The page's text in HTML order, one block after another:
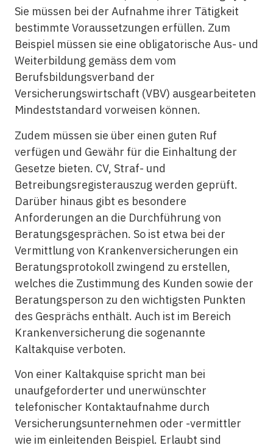
Sie müssen bei der Aufnahme ihrer Tätigkeit
bestimmte Voraussetzungen erfüllen. Zum
Beispiel müssen sie eine obligatorische Aus- und
Weiterbildung gemäss dem vom
Berufsbildungsverband der
Versicherungswirtschaft (VBV) ausgearbeiteten
Mindeststandard vorweisen können.
Zudem müssen sie über einen guten Ruf
verfügen und Gewähr für die Einhaltung der
Gesetze bieten. CV, Straf- und
Betreibungsregisterauszug werden geprüft.
Darüber hinaus gibt es besondere
Anforderungen an die Durchführung von
Beratungsgesprächen. So ist etwa bei der
Vermittlung von Krankenversicherungen ein
Beratungsprotokoll zwingend zu erstellen,
welches die Zustimmung des Kunden sowie der
Beratungsperson zu den wichtigsten Punkten
des Gesprächs enthält. Auch ist im Bereich
Krankenversicherung die sogenannte
Kaltakquise verboten.
Von einer Kaltakquise spricht man bei
unaufgeforderter und unerwünschter
telefonischer Kontaktaufnahme durch
Versicherungsunternehmen oder -vermittler
wie im einleitenden Beispiel. Erlaubt sind